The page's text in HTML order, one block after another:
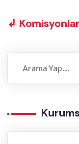
↲ Komisyonlar